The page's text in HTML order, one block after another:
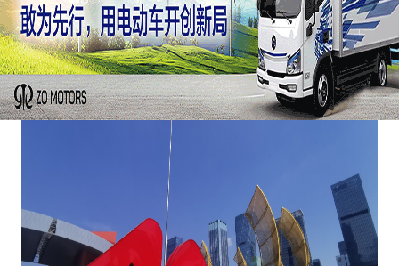
新时代新格局下深圳新的营商环境
田常浩 特辑 华文汇萃
日本新华侨报 2020/12/25 19:53:46